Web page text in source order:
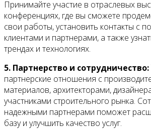
Принимайте участие в отраслевых
конференциях, где вы сможете
свои работы, установить контакты с
клиентами и партнерами, а также
трендах и технологиях.
5. Партнерство и сотрудничество:
партнерские отношения с
материалов, архитекторами,
участниками строительного рынка.
надежными партнерами поможет
базу и улучшить качество услуг.